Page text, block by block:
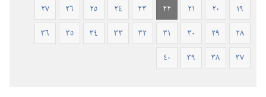
١٩
٢٠ ٢١ ٢٢ ٢٣ ٢٤ ٢٥ ٢٦
٢٧
٢٨
٢٩ ٣٠ ٣١ ٣٢ ٣٣ ٣٤ ٣٥
٣٦
٣٧
٣٨ ٣٩ ٤٠